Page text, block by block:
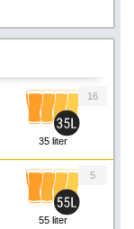
35 liter
16
55 liter
5